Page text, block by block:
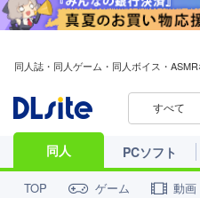
同人誌・同人ゲーム・同人ボイス・
すべて
同人 PCソフト
TOP ゲーム 動画